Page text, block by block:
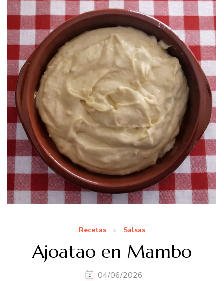
Recetas Salsas
Ajoatao en Mambo
04/06/2026